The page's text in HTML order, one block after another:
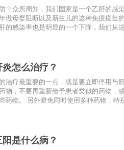
？众所周知，我们国家是一个乙肝的感
做母婴阻断以及新生儿的这种免疫疫苗
的感染率也是明显的一个下降，我们从
怎么治疗？
治疗最重要的一点，就是要立即停用与
物，不要再重新给予患者类似的药物，
药物。 另外避免同时使用多种药物，特
是什么病？